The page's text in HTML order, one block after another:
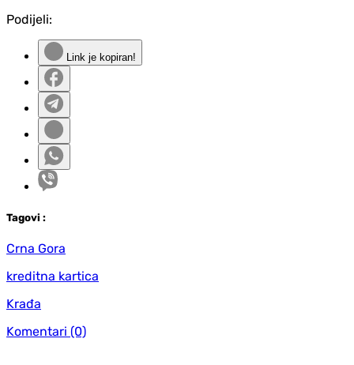
Podijeli:
Link je kopiran!
Tagovi :
Crna Gora
kreditna kartica
Krađa
Komentari (0)